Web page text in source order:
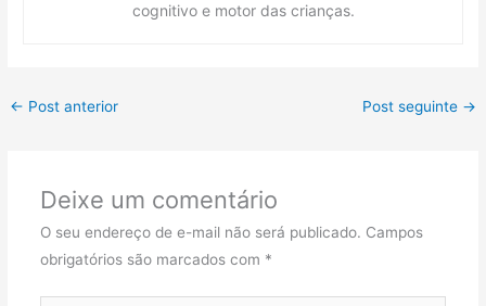
cognitivo e motor das crianças.
← Post anterior Post seguinte →
Deixe um comentário
O seu endereço de e-mail não será publicado. Campos
obrigatórios são marcados com *